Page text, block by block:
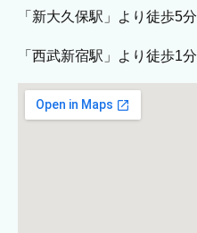
「新大久保駅」より徒歩5分
「西武新宿駅」より徒歩1分